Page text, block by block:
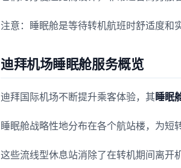
注意：睡眠舱是等待转机航班时舒适度和
迪拜机场睡眠舱服务概览
迪拜国际机场不断提升乘客体验，其睡眠
睡眠舱战略性地分布在各个航站楼，为短
这些流线型休息站消除了在转机期间离开